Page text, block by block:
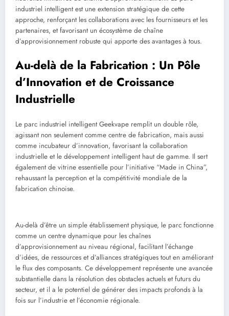
industriel intelligent est une extension stratégique de cette
approche, renforçant les collaborations avec les fournisseurs et les
partenaires, et favorisant un écosystème de chaîne
d’approvisionnement robuste qui apporte des avantages à tous.
Au-delà de la Fabrication : Un Pôle
d’Innovation et de Croissance
Industrielle
Le parc industriel intelligent Geekvape remplit un double rôle,
agissant non seulement comme centre de fabrication, mais aussi
comme incubateur d’innovation, favorisant la collaboration
industrielle et le développement intelligent haut de gamme. Il sert
également de vitrine essentielle pour l’initiative “Made in China”,
rehaussant la perception et la compétitivité mondiale de la
fabrication chinoise.
Au-delà d’être un simple établissement physique, le parc fonctionne
comme un centre dynamique pour les chaînes
d’approvisionnement au niveau régional, facilitant l’échange
d’idées, de ressources et d’alliances stratégiques tout en améliorant
le flux des composants. Ce développement représente une avancée
substantielle dans la résolution des obstacles actuels et futurs du
secteur, et il a le potentiel de générer des impacts profonds à la
fois sur l’industrie et l’économie régionale.